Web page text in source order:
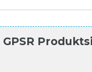
GPSR